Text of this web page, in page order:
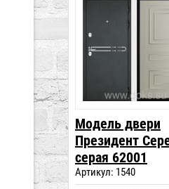
Модель двери
Президент
серая 62001
Артикул: 1540